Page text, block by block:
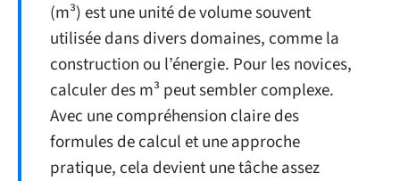
(m³) est une unité de volume souvent
utilisée dans divers domaines, comme la
construction ou l’énergie. Pour les novices,
calculer des m³ peut sembler complexe.
Avec une compréhension claire des
formules de calcul et une approche
pratique, cela devient une tâche assez